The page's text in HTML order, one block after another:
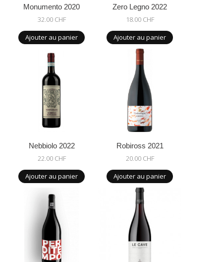
Monumento 2020
32.00 CHF
Ajouter au panier
Zero Legno 2022
18.00 CHF
Ajouter au panier
Nebbiolo 2022
22.00 CHF
Ajouter au panier
Robiross 2021
20.00 CHF
Ajouter au panier